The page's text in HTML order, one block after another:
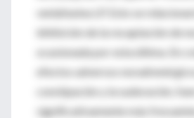
venlafaxina LP. Esto se
inhibición de la recaptación de
ocasionada por esta última. En
efectos adversos
constipación y la sudoración,
significativamente más